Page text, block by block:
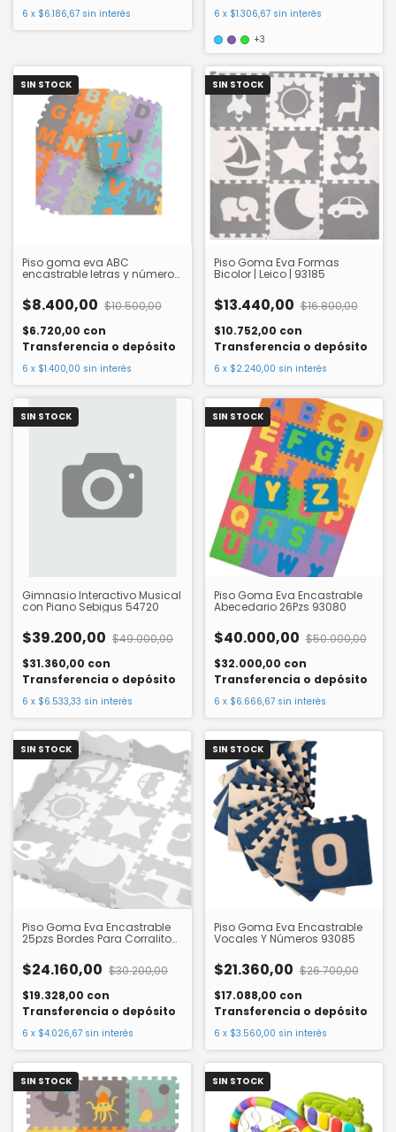
6 x $6.186,67 sin interés 6 x $1.306,67 sin interés
+3
SIN STOCK
Piso goma eva ABC
encastrable letras y números
$8.400,00 $10.500,00
$6.720,00 con
Transferencia o depósito
6 x $1.400,00 sin interés
SIN STOCK
Piso Goma Eva Formas
Bicolor | Leico | 93185
$13.440,00 $16.800,00
$10.752,00 con
Transferencia o depósito
6 x $2.240,00 sin interés
SIN STOCK
Gimnasio Interactivo Musical
con Piano Sebigus 54720
$39.200,00 $49.000,00
$31.360,00 con
Transferencia o depósito
6 x $6.533,33 sin interés
SIN STOCK
Piso Goma Eva Encastrable
Abecedario 26Pzs 93080
$40.000,00 $50.000,00
$32.000,00 con
Transferencia o depósito
6 x $6.666,67 sin interés
SIN STOCK
Piso Goma Eva Encastrable
25pzs Bordes Para Corralito
$24.160,00 $30.200,00
$19.328,00 con
Transferencia o depósito
6 x $4.026,67 sin interés
SIN STOCK
Piso Goma Eva Encastrable
Vocales Y Números 93085
$21.360,00 $26.700,00
$17.088,00 con
Transferencia o depósito
6 x $3.560,00 sin interés
SIN STOCK SIN STOCK